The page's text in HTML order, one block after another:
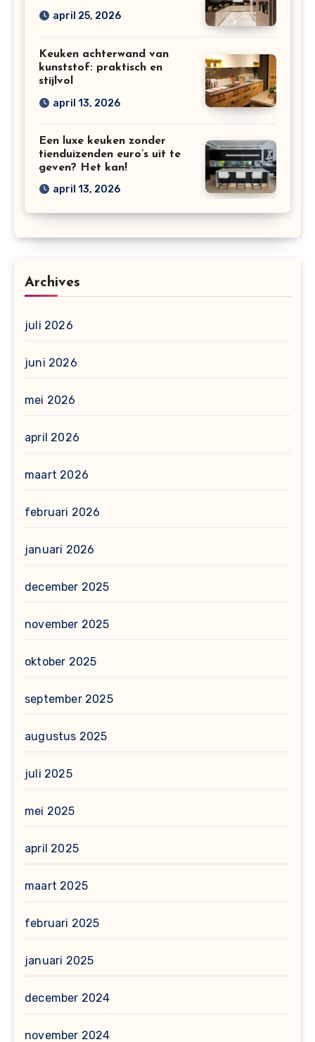
april 25, 2026
Keuken achterwand van
kunststof: praktisch en
stijlvol
april 13, 2026
Een luxe keuken zonder
tienduizenden euro’s uit te
geven? Het kan!
april 13, 2026
Archives
juli 2026
juni 2026
mei 2026
april 2026
maart 2026
februari 2026
januari 2026
december 2025
november 2025
oktober 2025
september 2025
augustus 2025
juli 2025
mei 2025
april 2025
maart 2025
februari 2025
januari 2025
december 2024
november 2024